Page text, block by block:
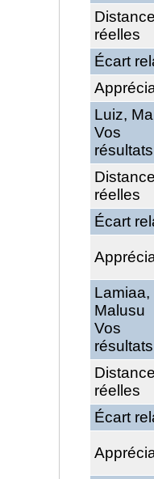
réelles
Écart
Luiz,
Vos
résultats
réelles
Écart
Lamiaa,
Malusu
Vos
résultats
réelles
Écart